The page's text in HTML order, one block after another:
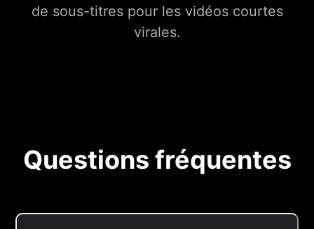
de sous-titres pour les vidéos courtes
virales.
Questions fréquentes